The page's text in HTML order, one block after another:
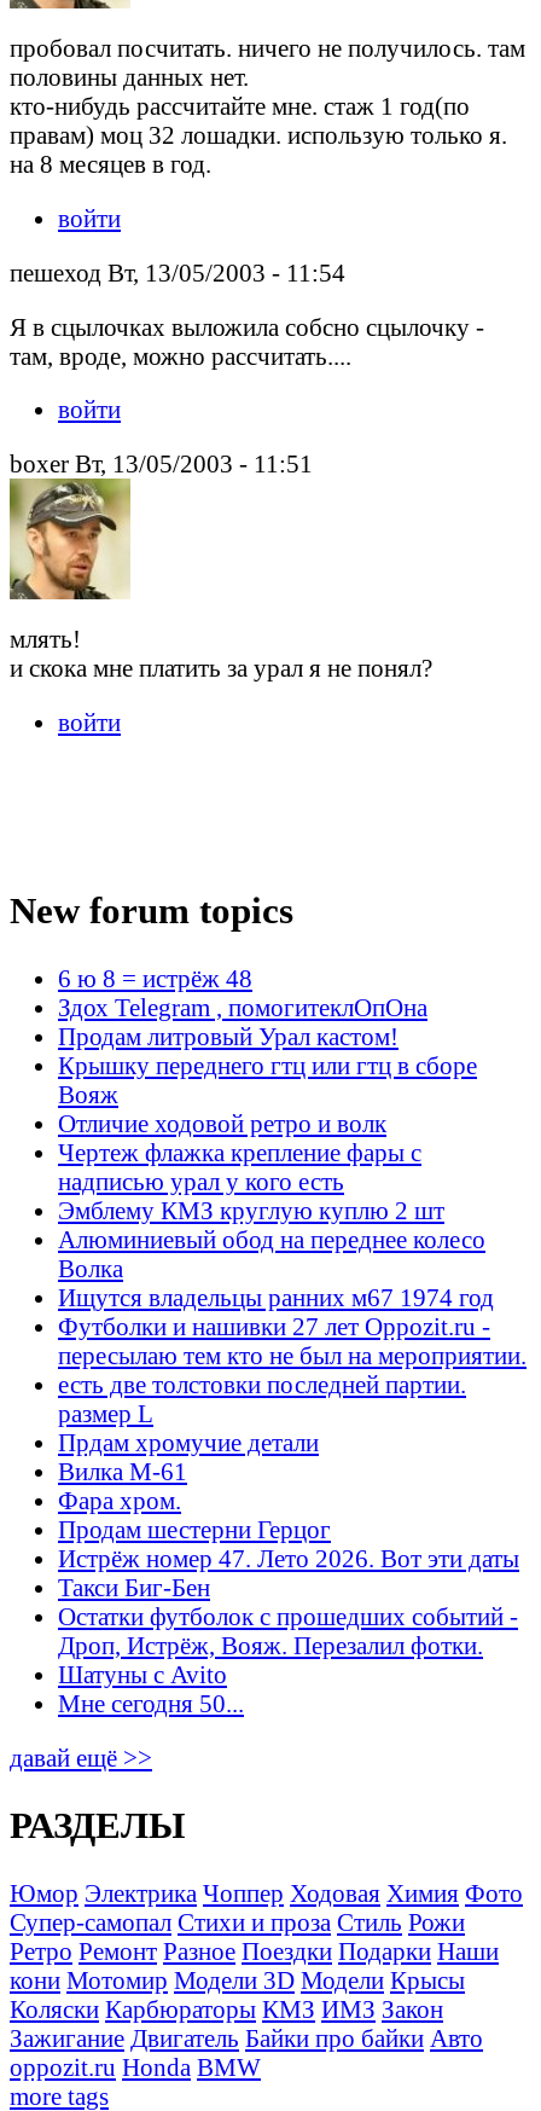
пробовал посчитать. ничего не получилось. там
половины данных нет.
кто-нибудь рассчитайте мне. стаж 1 год(по
правам) моц 32 лошадки. использую только я.
на 8 месяцев в год.
войти
пешеход Вт, 13/05/2003 - 11:54
Я в сцылочках выложила собсно сцылочку -
там, вроде, можно рассчитать....
войти
boxer Вт, 13/05/2003 - 11:51
млять!
и скока мне платить за урал я не понял?
войти
New forum topics
6 ю 8 = истрёж 48
Здох Telegram , помогитеклОпОна
Продам литровый Урал кастом!
Крышку переднего гтц или гтц в сборе
Вояж
Отличие ходовой ретро и волк
Чертеж флажка крепление фары с
надписью урал у кого есть
Эмблему КМЗ круглую куплю 2 шт
Алюминиевый обод на переднее колесо
Волка
Ищутся владельцы ранних м67 1974 год
Футболки и нашивки 27 лет Oppozit.ru -
пересылаю тем кто не был на мероприятии.
есть две толстовки последней партии.
размер L
Прдам хромучие детали
Вилка М-61
Фара хром.
Продам шестерни Герцог
Истрёж номер 47. Лето 2026. Вот эти даты
Такси Биг-Бен
Остатки футболок с прошедших событий -
Дроп, Истрёж, Вояж. Перезалил фотки.
Шатуны с Avito
Мне сегодня 50...
давай ещё >>
РАЗДЕЛЫ
Юмор Электрика Чоппер Ходовая Химия Фото
Супер-самопал Стихи и проза Стиль Рожи
Ретро Ремонт Разное Поездки Подарки Наши
кони Мотомир Модели 3D Модели Крысы
Коляски Карбюраторы КМЗ ИМЗ Закон
Зажигание Двигатель Байки про байки Авто
oppozit.ru Honda BMW
more tags